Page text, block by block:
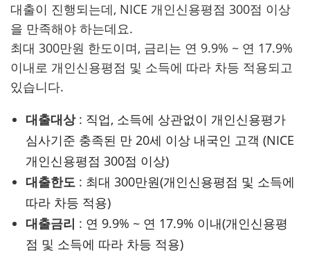
대출이 진행되는데, NICE 개인신용평점 300점 이상
을 만족해야 하는데요.
최대 300만원 한도이며, 금리는 연 9.9% ~ 연 17.9%
이내로 개인신용평점 및 소득에 따라 차등 적용되고
있습니다.
대출대상: 직업, 소득에 상관없이 개인신용평가
심사기준 충족된 만 20세 이상 내국인 고객 (NICE
개인신용평점 300점 이상)
대출한도: 최대 300만원(개인신용평점 및 소득에
따라 차등 적용)
대출금리 : 연 9.9% ~ 연 17.9% 이내(개인신용평
점 및 소득에 따라 차등 적용)